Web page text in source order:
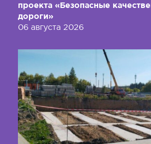
проекта «Безопасные
дороги»
06 августа 2026